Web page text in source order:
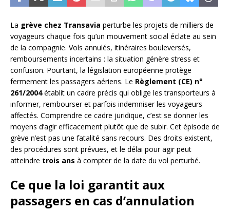
La grève chez Transavia perturbe les projets de milliers de
voyageurs chaque fois qu’un mouvement social éclate au sein
de la compagnie. Vols annulés, itinéraires bouleversés,
remboursements incertains : la situation génère stress et
confusion. Pourtant, la législation européenne protège
fermement les passagers aériens. Le Règlement (CE) n°
261/2004établit un cadre précis qui oblige les transporteurs à
informer, rembourser et parfois indemniser les voyageurs
affectés. Comprendre ce cadre juridique, c’est se donner les
moyens d’agir efficacement plutôt que de subir. Cet épisode de
grève n’est pas une fatalité sans recours. Des droits existent,
des procédures sont prévues, et le délai pour agir peut
atteindre trois ans à compter de la date du vol perturbé.
Ce que la loi garantit aux
passagers en cas d’annulation